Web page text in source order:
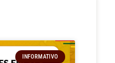
INFORMATIVO